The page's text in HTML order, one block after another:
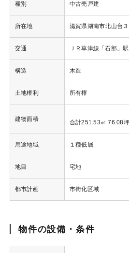
種別 中古売戸建
所在地 滋賀県湖南市北山台３
交通 ＪＲ草津線「石部」
構造 木造
土地権利 所有権
建物面積
合計251.53㎡ 76.08
用途地域 １種低層
地目 宅地
都市計画 市街化区域
物件の設備・条件